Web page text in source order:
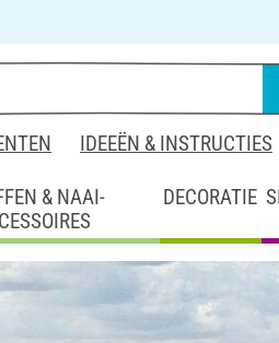
IDEEËN & INSTRUCTIES
& NAAI-
DECORATIE